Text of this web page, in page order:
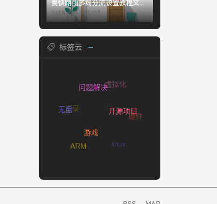
爱快路由多线分流设置教程文字版
2458 阅读 - 05/07
标签云
记录
虚拟化
ARM
开源项目
硬件